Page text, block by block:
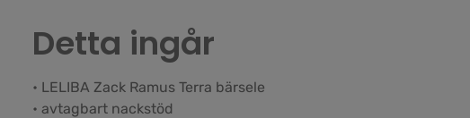
Detta ingår
• LELIBA Zack Ramus Terra bärsele
• avtagbart nackstöd